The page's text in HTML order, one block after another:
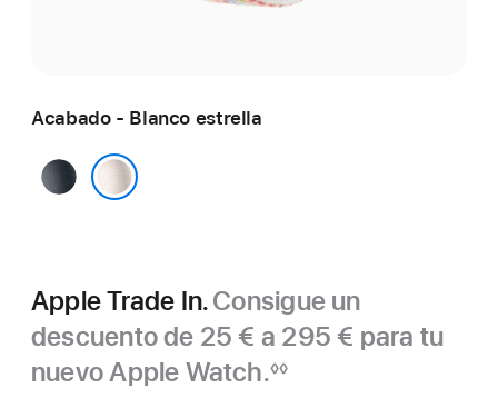
Acabado - Blanco estrella
Medianoche
Apple Trade In.Consigue un
descuento de 25 € a 295 € para tu
nuevo Apple Watch.◊◊